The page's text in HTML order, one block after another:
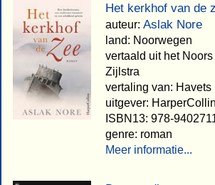
Het kerkhof van de
auteur: Aslak Nore
land: Noorwegen
vertaald uit het
Zijlstra
vertaling van: Havets
uitgever:
ISBN13: 978-
genre: roman
Meer informatie...